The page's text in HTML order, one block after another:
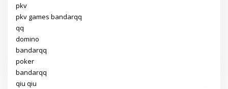
pkv
pkv games bandarqq
qq
domino
bandarqq
poker
bandarqq
qiu qiu